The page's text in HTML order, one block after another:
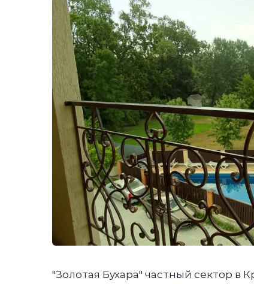
"Золотая Бухара" частный сектор в